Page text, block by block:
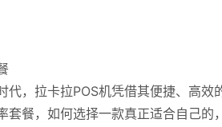
代，拉卡拉POS机凭借其便捷、高
套餐，如何选择一款真正适合自己的